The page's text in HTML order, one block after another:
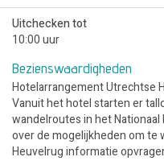
Uitchecken tot
10:00 uur
Bezienswaardigheden
Hotelarrangement Utrechtse
Vanuit het hotel starten er
wandelroutes in het
over de mogelijkheden om te
Heuvelrug informatie